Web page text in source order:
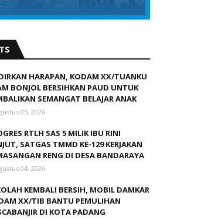
HARAPAN, KODAM XX/TUANKU
BONJOL BERSIHKAN PAUD UNTUK
SEMANGAT BELAJAR ANAK
05, 2026
RTLH SAS 5 MILIK IBU RINI
SATGAS TMMD KE-129 KERJAKAN
RENG DI DESA BANDARAYA
04, 2026
KEMBALI BERSIH, MOBIL DAMKAR
XX/TIB BANTU PEMULIHAN
DI KOTA PADANG